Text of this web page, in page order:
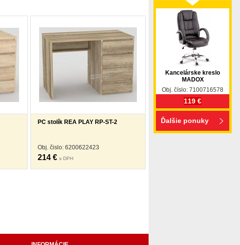
PC stolík REA PLAY RP-ST-2
Obj. čislo: 6200622423
214 € s DPH
Kancelárske kreslo
MADOX
Obj. číslo: 7100716578
119 €
Ďalšie ponuky